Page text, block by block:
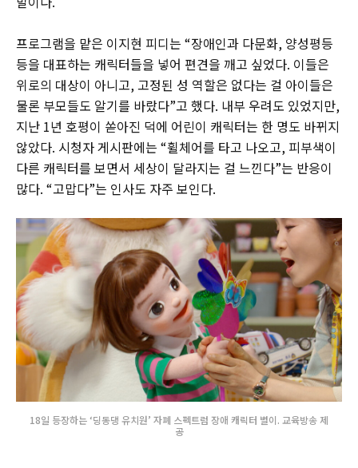
프로그램을 맡은 이지현 피디는 “장애인과 다문화, 양성평등
등을 대표하는 캐릭터들을 넣어 편견을 깨고 싶었다. 이들은
위로의 대상이 아니고, 고정된 성 역할은 없다는 걸 아이들은
물론 부모들도 알기를 바랐다”고 했다. 내부 우려도 있었지만,
지난 1년 호평이 쏟아진 덕에 어린이 캐릭터는 한 명도 바뀌지
않았다. 시청자 게시판에는 “휠체어를 타고 나오고, 피부색이
다른 캐릭터를 보면서 세상이 달라지는 걸 느낀다”는 반응이
많다. “고맙다”는 인사도 자주 보인다.
18일 등장하는 ‘딩동댕 유치원’ 자폐 스펙트럼 장애 캐릭터 별이. 교육방송 제
공